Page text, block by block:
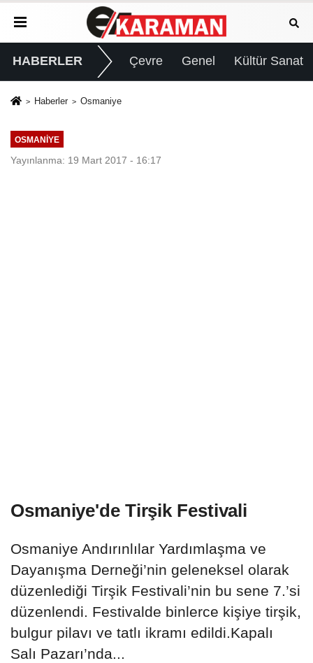
HABERLER Çevre Genel Kültür Sanat
Haberler Osmaniye
OSMANIYE
Yayınlanma: 19 Mart 2017 - 16:17
Osmaniye'de Tirşik Festivali
Osmaniye Andırınlılar Yardımlaşma ve
Dayanışma Derneği’nin geleneksel olarak
düzenlediği Tirşik Festivali’nin bu sene 7.’si
düzenlendi. Festivalde binlerce kişiye tirşik,
bulgur pilavı ve tatlı ikramı edildi.Kapalı
Salı Pazarı’nda...